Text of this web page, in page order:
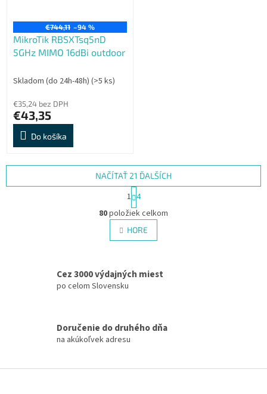
€744,11 –94 %
MikroTik RBSXTsq5nD
5GHz MIMO 16dBi outdoor
Skladom (do 24h-48h) (>5 ks)
€35,24 bez DPH
€43,35
Do košíka
O
v
l
á
c
r
v
v
NAČÍTAŤ 21 ĎALŠÍCH
S
t
r
á
n
k
a
1 4
80položiek celkom
HORE
Cez 3000 výdajných miest
po celom Slovensku
Doručenie do druhého dňa
na akúkoľvek adresu